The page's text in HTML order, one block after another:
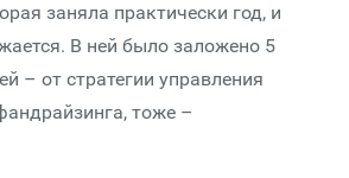
заняла практически год, и
В ней было заложено 5
– от стратегии управления
тоже –